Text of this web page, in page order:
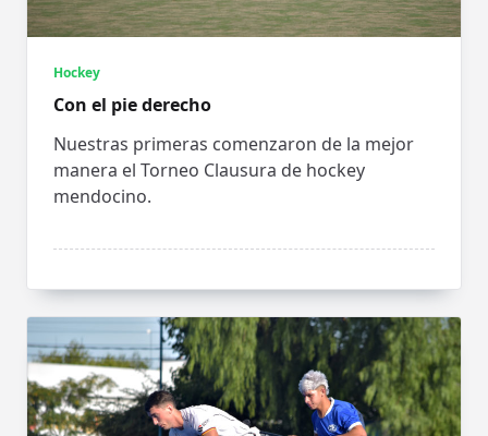
Hockey
Con el pie derecho
Nuestras primeras comenzaron de la mejor
manera el Torneo Clausura de hockey
mendocino.